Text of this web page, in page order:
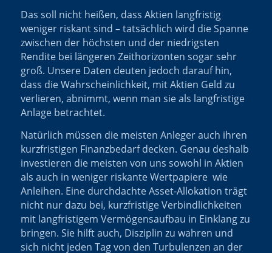
Das soll nicht heißen, dass Aktien langfristig
weniger riskant sind – tatsächlich wird die Spanne
zwischen der höchsten und der niedrigsten
Rendite bei längeren Zeithorizonten sogar sehr
groß. Unsere Daten deuten jedoch darauf hin,
dass die Wahrscheinlichkeit, mit Aktien Geld zu
verlieren, abnimmt, wenn man sie als langfristige
Anlage betrachtet.
Natürlich müssen die meisten Anleger auch ihren
kurzfristigen Finanzbedarf decken. Genau deshalb
investieren die meisten von uns sowohl in Aktien
als auch in weniger riskante Wertpapiere wie
Anleihen. Eine durchdachte Asset-Allokation trägt
nicht nur dazu bei, kurzfristige Verbindlichkeiten
mit langfristigem Vermögensaufbau in Einklang zu
bringen. Sie hilft auch, Disziplin zu wahren und
sich nicht jeden Tag von den Turbulenzen an der